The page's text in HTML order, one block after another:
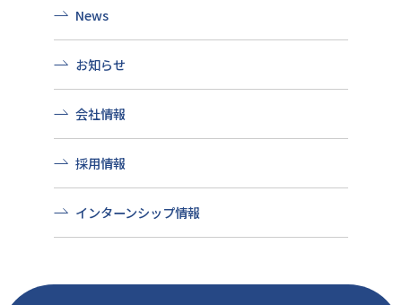
News
お知らせ
会社情報
採用情報
インターンシップ情報